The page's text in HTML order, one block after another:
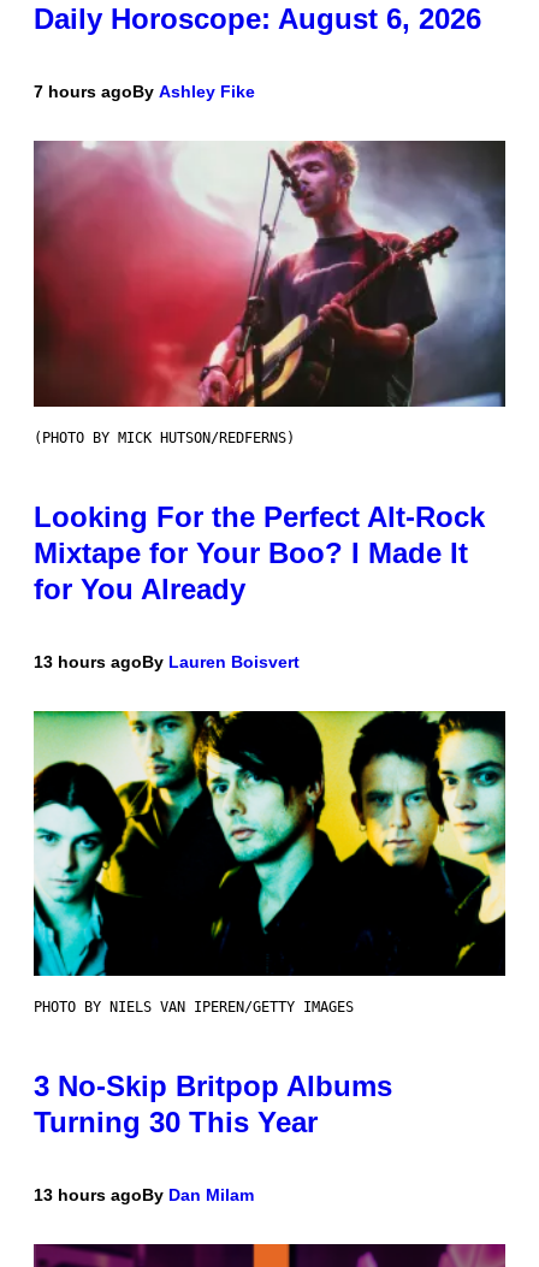
Daily Horoscope: August 6, 2026
7 hours agoBy Ashley Fike
(PHOTO BY MICK HUTSON/REDFERNS)
Looking For the Perfect Alt-Rock
Mixtape for Your Boo? I Made It
for You Already
13 hours agoBy Lauren Boisvert
PHOTO BY NIELS VAN IPEREN/GETTY IMAGES
3 No-Skip Britpop Albums
Turning 30 This Year
13 hours agoBy Dan Milam